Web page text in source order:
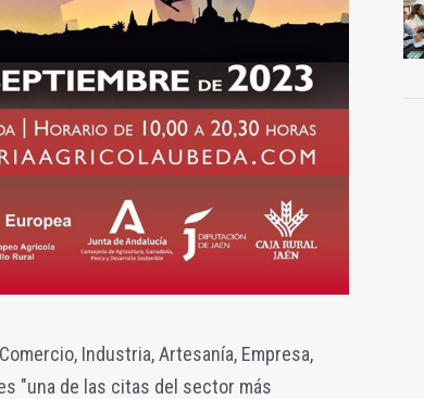
Industria, Artesanía, Empresa,
"una de las citas del sector más